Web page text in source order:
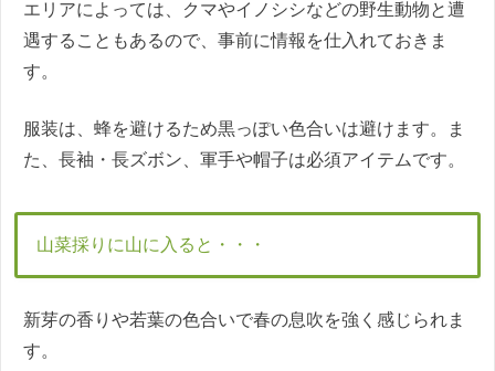
エリアによっては、クマやイノシシなどの野生動物と遭
遇することもあるので、事前に情報を仕入れておきま
す。
服装は、蜂を避けるため黒っぽい色合いは避けます。ま
た、長袖・長ズボン、軍手や帽子は必須アイテムです。
山菜採りに山に入ると・・・
新芽の香りや若葉の色合いで春の息吹を強く感じられま
す。